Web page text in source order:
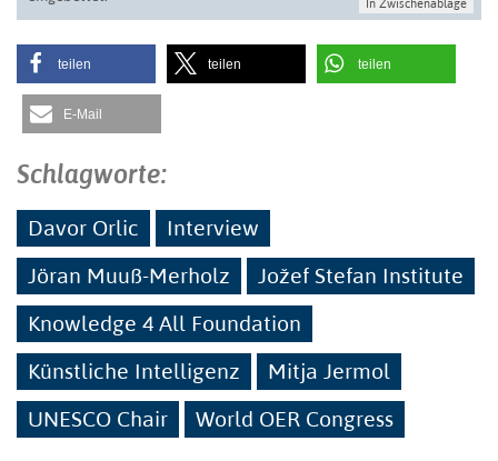
In Zwischenablage
teilen teilen teilen
E-Mail
Schlagworte:
Davor Orlic
Interview
Jöran Muuß-Merholz
Jožef Stefan Institute
Knowledge 4 All Foundation
Künstliche Intelligenz
Mitja Jermol
UNESCO Chair
World OER Congress